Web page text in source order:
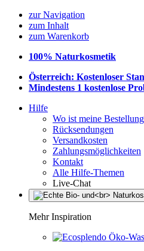
zur Navigation
zum Inhalt
zum Warenkorb
100% Naturkosmetik
Österreich: Kostenloser
Mindestens 1 kostenlose
Hilfe
Wo ist meine
Rücksendungen
Versandkosten
Zahlungsmöglichkeiten
Kontakt
Alle Hilfe-Themen
Live-Chat
Mehr Inspiration
Öko-